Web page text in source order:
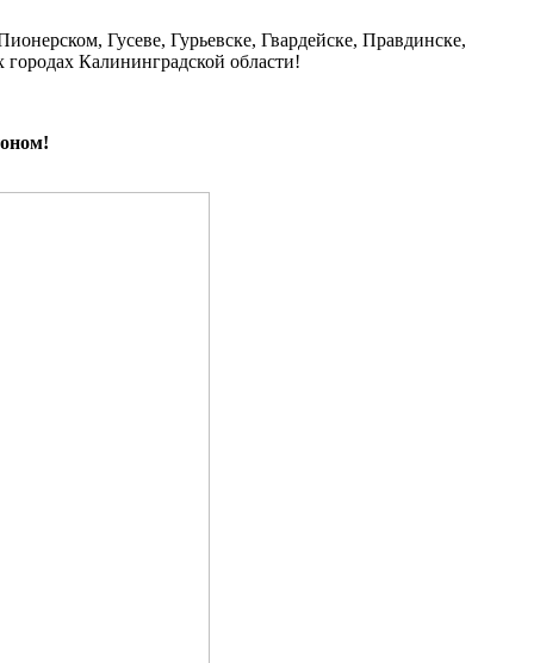
Гусеве, Гурьевске, Гвардейске, Правдинске,
Калининградской области!